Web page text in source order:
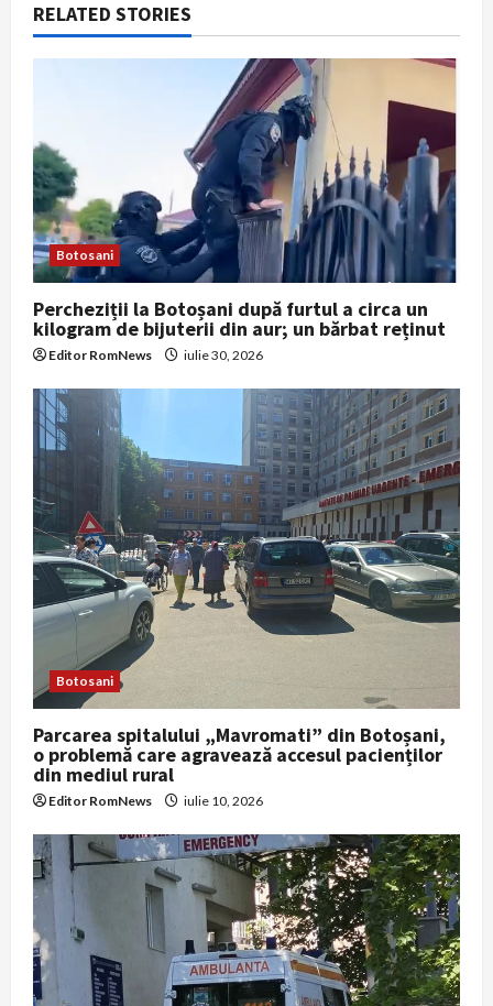
v
i
a
t
i
o
n
RELATED STORIES
Botosani
Percheziții la Botoșani după furtul a circa un
kilogram de bijuterii din aur; un bărbat reținut
Editor RomNews iulie 30, 2026
Botosani
Parcarea spitalului „Mavromati” din Botoșani,
o problemă care agravează accesul pacienților
din mediul rural
Editor RomNews iulie 10, 2026